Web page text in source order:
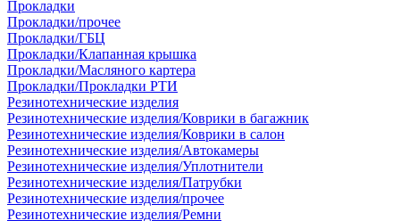
Прокладки
Прокладки/прочее
Прокладки/ГБЦ
Прокладки/Клапанная крышка
Прокладки/Масляного картера
Прокладки/Прокладки РТИ
Резинотехнические изделия
Резинотехнические изделия/Коврики в багажник
Резинотехнические изделия/Коврики в салон
Резинотехнические изделия/Автокамеры
Резинотехнические изделия/Уплотнители
Резинотехнические изделия/Патрубки
Резинотехнические изделия/прочее
Резинотехнические изделия/Ремни